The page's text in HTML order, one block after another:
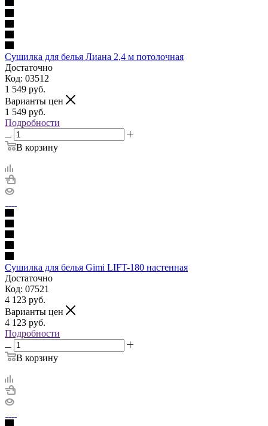
Сушилка для белья Лиана 2,4 м потолочная
Достаточно
Код: 03512
1 549 руб.
Варианты цен
1 549 руб.
Подробности
В корзину
Сушилка для белья Gimi LIFT-180 настенная
Достаточно
Код: 07521
4 123 руб.
Варианты цен
4 123 руб.
Подробности
В корзину